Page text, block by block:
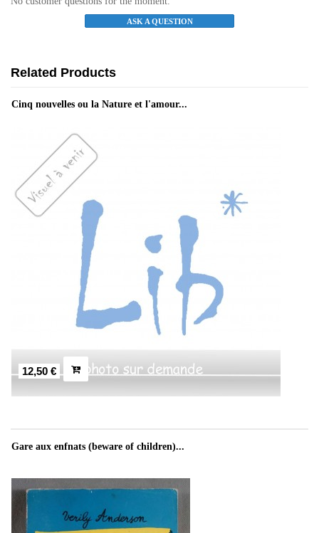
ASK A QUESTION
Related Products
Cinq nouvelles ou la Nature et l'amour...
12,50 €
Gare aux enfnats (beware of children)...